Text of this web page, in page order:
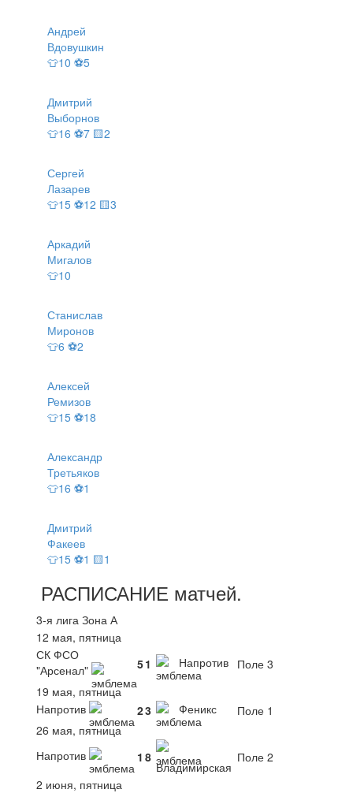
Андрей
Вдовушкин
👕10 ⚽5
Дмитрий
Выборнов
👕16 ⚽7 🟨2
Сергей
Лазарев
👕15 ⚽12 🟨3
Аркадий
Мигалов
👕10
Станислав
Миронов
👕6 ⚽2
Алексей
Ремизов
👕15 ⚽18
Александр
Третьяков
👕16 ⚽1
Дмитрий
Факеев
👕15 ⚽1 🟨1
РАСПИСАНИЕ матчей.
3-я лига Зона А
12 мая, пятница
СК ФСО
"Арсенал"
51 Напротив Поле 3
19 мая, пятница
Напротив
23 Феникс
Поле 1
26 мая, пятница
Напротив
1 8
Владимирская
Поле 2
2 июня, пятница